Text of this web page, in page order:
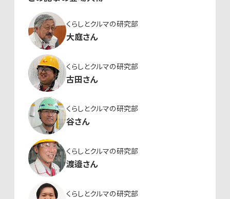
くらしとクルマの研究部
大庭さん
くらしとクルマの研究部
古田さん
くらしとクルマの研究部
谷さん
くらしとクルマの研究部
渡邉さん
くらしとクルマの研究部